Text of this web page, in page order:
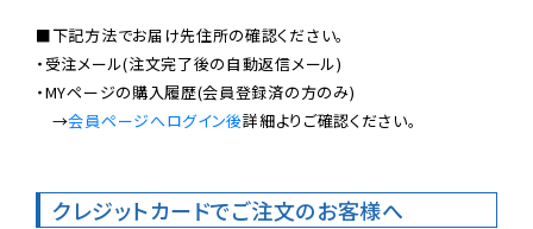
■下記方法でお届け先住所の確認ください。
・受注メール(注文完了後の自動返信メール)
・MYページの購入履歴(会員登録済の方のみ)
→会員ページへログイン後詳細よりご確認ください。
クレジットカードでご注文のお客様へ